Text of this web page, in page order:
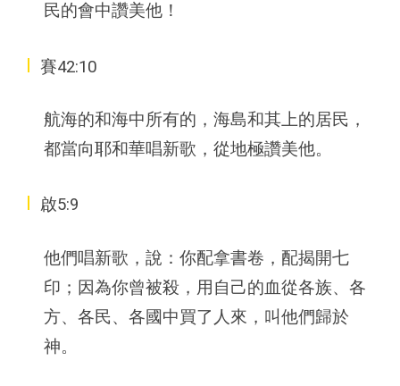
民的會中讚美他！
I賽42:10
航海的和海中所有的，海島和其上的居民，
都當向耶和華唱新歌，從地極讚美他。
I 啟5:9
他們唱新歌，說：你配拿書卷，配揭開七
印；因為你曾被殺，用自己的血從各族、各
方、各民、各國中買了人來，叫他們歸於
神。